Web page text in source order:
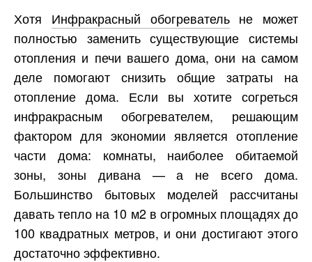
Хотя Инфракрасный обогревательне может
полностью заменить существующие системы
отопления и печи вашего дома, они на самом
деле помогают снизить общие затраты на
отопление дома. Если вы хотите согреться
инфракрасным обогревателем, решающим
фактором для экономии является отопление
части дома: комнаты, наиболее обитаемой
зоны, зоны дивана — а не всего дома.
Большинство бытовых моделей рассчитаны
давать тепло на 10 м2 в огромных площадях до
100 квадратных метров, и они достигают этого
достаточно эффективно.